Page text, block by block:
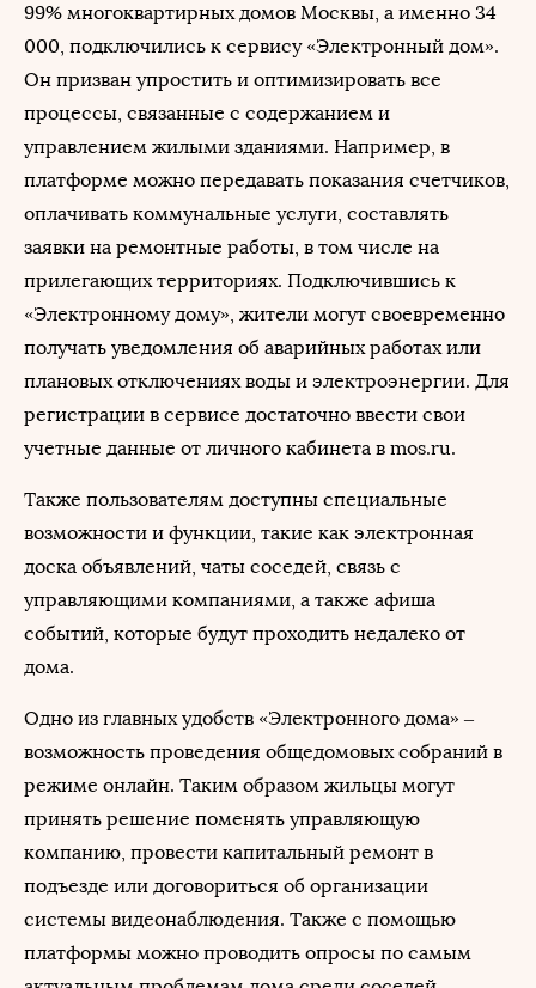
99% многоквартирных домов Москвы, а именно 34
000, подключились к сервису «Электронный дом».
Он призван упростить и оптимизировать все
процессы, связанные с содержанием и
управлением жилыми зданиями. Например, в
платформе можно передавать показания счетчиков,
оплачивать коммунальные услуги, составлять
заявки на ремонтные работы, в том числе на
прилегающих территориях. Подключившись к
«Электронному дому», жители могут своевременно
получать уведомления об аварийных работах или
плановых отключениях воды и электроэнергии. Для
регистрации в сервисе достаточно ввести свои
учетные данные от личного кабинета в mos.ru.
Также пользователям доступны специальные
возможности и функции, такие как электронная
доска объявлений, чаты соседей, связь с
управляющими компаниями, а также афиша
событий, которые будут проходить недалеко от
дома.
Одно из главных удобств «Электронного дома» –
возможность проведения общедомовых собраний в
режиме онлайн. Таким образом жильцы могут
принять решение поменять управляющую
компанию, провести капитальный ремонт в
подъезде или договориться об организации
системы видеонаблюдения. Также с помощью
платформы можно проводить опросы по самым